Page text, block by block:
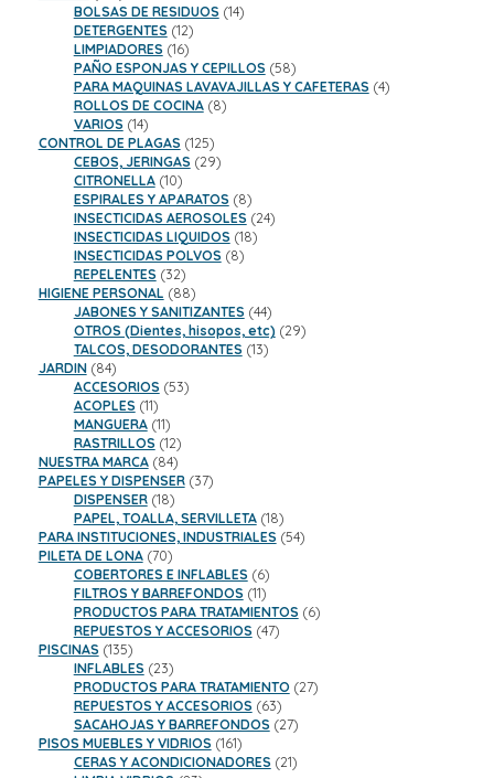
productos
BOLSAS DE RESIDUOS 1414
DETERGENTES 1212
productos
LIMPIADORES 1616
productos
PAÑO ESPONJAS Y CEPILLOS 5858
productos
PARA MAQUINAS LAVAVAJILLAS Y CAFETERAS 44
ROLLOS DE COCINA 88
VARIOS 1414
productos
CONTROL DE PLAGAS 125125
productos
CEBOS, JERINGAS 2929
CITRONELLA 1010
productos
ESPIRALES Y APARATOS 88
productos
INSECTICIDAS AEROSOLES 2424
INSECTICIDAS LIQUIDOS 1818
INSECTICIDAS POLVOS 88
REPELENTES 3232
productos
HIGIENE PERSONAL 8888
productos
JABONES Y SANITIZANTES 4444
productos
OTROS (Dientes, hisopos, etc) 2929
TALCOS, DESODORANTES 1313
JARDIN 8484
productos
ACCESORIOS 5353
ACOPLES 1111
productos
MANGUERA 1111
productos
RASTRILLOS 1212
productos
NUESTRA MARCA 8484
productos
PAPELES Y DISPENSER 3737
DISPENSER 1818
productos
PAPEL, TOALLA, SERVILLETA 1818
productos
PARA INSTITUCIONES, INDUSTRIALES 5454
PILETA DE LONA 7070
productos
COBERTORES E INFLABLES 66
productos
FILTROS Y BARREFONDOS 1111
productos
PRODUCTOS PARA TRATAMIENTOS 66
REPUESTOS Y ACCESORIOS 4747
PISCINAS 135135
productos
INFLABLES 2323
productos
PRODUCTOS PARA TRATAMIENTO 2727
REPUESTOS Y ACCESORIOS 6363
productos
SACAHOJAS Y BARREFONDOS 2727
PISOS MUEBLES Y VIDRIOS 161161
productos
CERAS Y ACONDICIONADORES 2121